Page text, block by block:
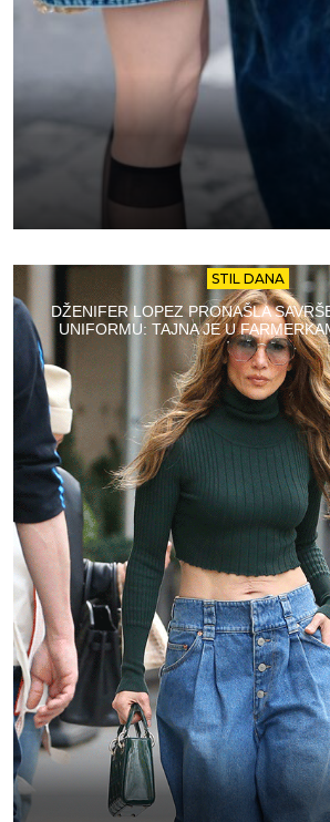
STIL DANA
DŽENIFER LOPEZ PRONAŠLA
UNIFORMU: TAJNA JE U